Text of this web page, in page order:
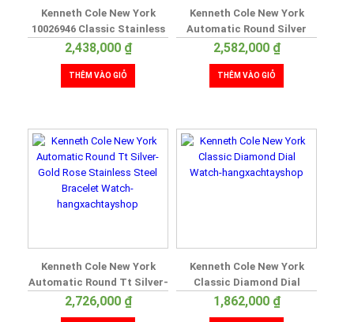
Kenneth Cole New York
10026946 Classic Stainless
Steel Watch
2,438,000 ₫
THÊM VÀO GIỎ
Kenneth Cole New York
Automatic Round Silver
Stainless Steel Bracelet
2,582,000 ₫
THÊM VÀO GIỎ
Kenneth Cole New York
Automatic Round Tt Silver-
Gold Rose Stainless Steel
2,726,000 ₫
Kenneth Cole New York
Classic Diamond Dial
Watch
1,862,000 ₫